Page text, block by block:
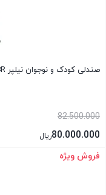
صندلی کودک و نوجوان نیلپر KCR518R
82.500.000
80.000.000ریال
بستن
فروش ویژه